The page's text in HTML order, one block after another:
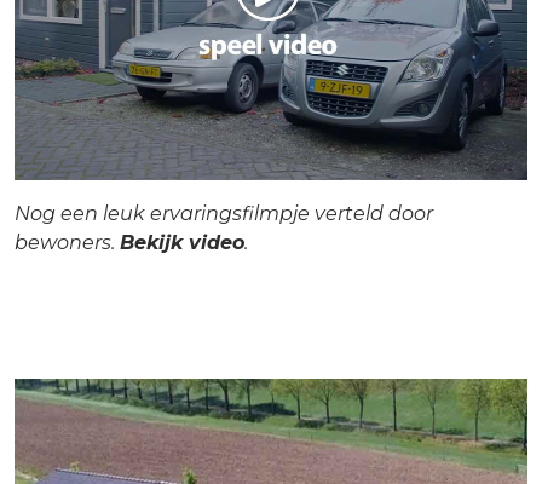
Nog een leuk ervaringsfilmpje verteld door
bewoners. Bekijk video.